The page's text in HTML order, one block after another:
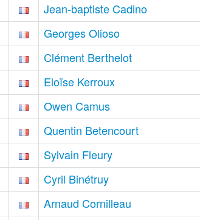
Jean-baptiste Cadino
Georges Olioso
Clément Berthelot
Eloïse Kerroux
Owen Camus
Quentin Betencourt
Sylvain Fleury
Cyril Binétruy
Arnaud Cornilleau